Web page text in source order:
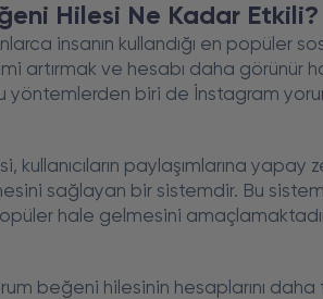
Hilesi Ne Kadar Etkili?
insanın kullandığı en popüler
artırmak ve hesabı daha görünür
yöntemlerden biri de İnstagram
kullanıcıların paylaşımlarına yapay
sağlayan bir sistemdir. Bu
hale gelmesini
beğeni hilesinin hesaplarını